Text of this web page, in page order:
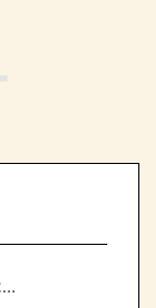
＼南の駅やえせ会議室の予約状況の確認はこちら！／